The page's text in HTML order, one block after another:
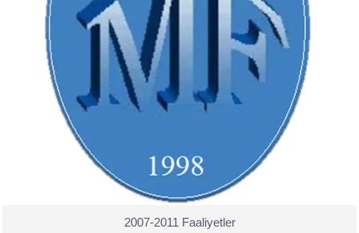
2007-2011 Faaliyetler